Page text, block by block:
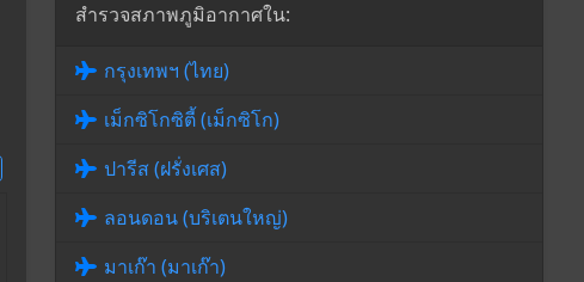
สำรวจสภาพภูมิอากาศใน:
กรุงเทพฯ (ไทย)
เม็กซิโกซิตี้ (เม็กซิโก)
ปารีส (ฝรั่งเศส)
ลอนดอน (บริเตนใหญ่)
มาเก๊า (มาเก๊า)